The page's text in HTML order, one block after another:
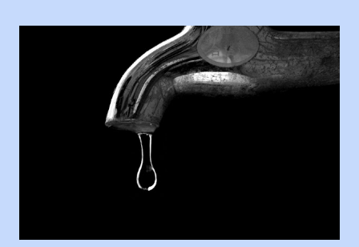
Nesrin’in Hikayesi’ne başlıyorum… 1964 Adana Yüzme
havuzunun kenarında 7 yaşında kara kuru bir kız çocuğu
duruyor. Havuzun içinde Adana Demirspor Kulübü
yüzücüleri. Erkekler çoğunlukta. Küçük kız etrafına bakıyor.
Sadece 4 kız çocuğu var. Nesrin, Adana Demirspor’un 4
kızından biri oluyor o gün…Giriyor havuza. 1973 – 1975
Adana Nesrin, 16 yaşında. Yüzüyor. 7 yaşında girdiği
Türkiye 3.lüğü var. 17 yaşında mar...